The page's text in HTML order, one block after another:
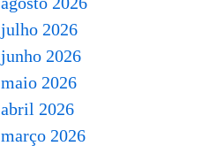
julho 2026
junho 2026
maio 2026
abril 2026
março 2026